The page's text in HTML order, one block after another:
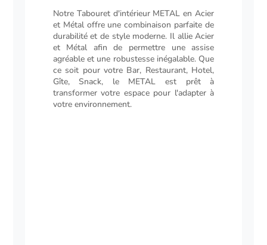
Notre Tabouret d'intérieur METAL en Acier
et Métal offre une combinaison parfaite de
durabilité et de style moderne. Il allie Acier
et Métal afin de permettre une assise
agréable et une robustesse inégalable. Que
ce soit pour votre Bar, Restaurant, Hotel,
Gîte, Snack, le METAL est prêt à
transformer votre espace pour l'adapter à
votre environnement.